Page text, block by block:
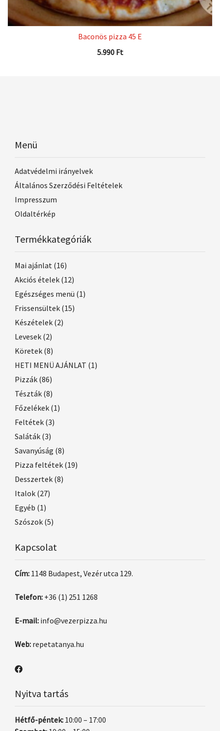
Baconös pizza 45 E
5.990 Ft
Menü
Adatvédelmi irányelvek
Általános Szerződési Feltételek
Impresszum
Oldaltérkép
Termékkategóriák
Mai ajánlat (16)
Akciós ételek (12)
Egészséges menü (1)
Frissensültek (15)
Készételek (2)
Levesek (2)
Köretek (8)
HETI MENÜ AJÁNLAT (1)
Pizzák (86)
Tészták (8)
Főzelékek (1)
Feltétek (3)
Saláták (3)
Savanyúság (8)
Pizza feltétek (19)
Desszertek (8)
Italok (27)
Egyéb (1)
Szószok (5)
Kapcsolat
Cím: 1148 Budapest, Vezér utca 129.
Telefon: +36 (1) 251 1268
E-mail: info@vezerpizza.hu
Web: repetatanya.hu
Nyitva tartás
Hétfő-péntek: 10:00 – 17:00